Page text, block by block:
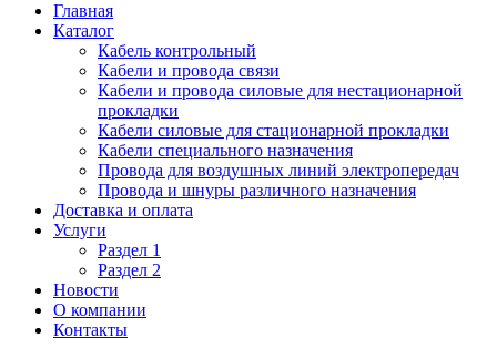
Главная
Каталог
Кабель контрольный
Кабели и провода связи
Кабели и провода силовые для нестационарной
прокладки
Кабели силовые для стационарной прокладки
Кабели специального назначения
Провода для воздушных линий электропередач
Провода и шнуры различного назначения
Доставка и оплата
Услуги
Раздел 1
Раздел 2
Новости
О компании
Контакты